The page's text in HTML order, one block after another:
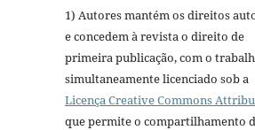
1) Autores mantém os direitos
e concedem à revista o direito de
primeira publicação, com o
simultaneamente licenciado sob a
Licença Creative Commons
que permite o compartilhamento